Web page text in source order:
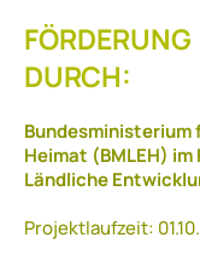
FÖRDERUNG
DURCH:
Heimat (BMLEH)
Ländliche
Projektlaufzeit: